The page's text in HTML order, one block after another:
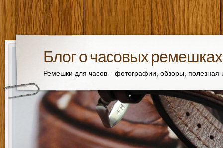
Блог о часовых ремешках
Ремешки для часов – фотографии, обзоры,